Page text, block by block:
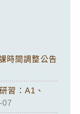
時間調整公告
習：A1、
07